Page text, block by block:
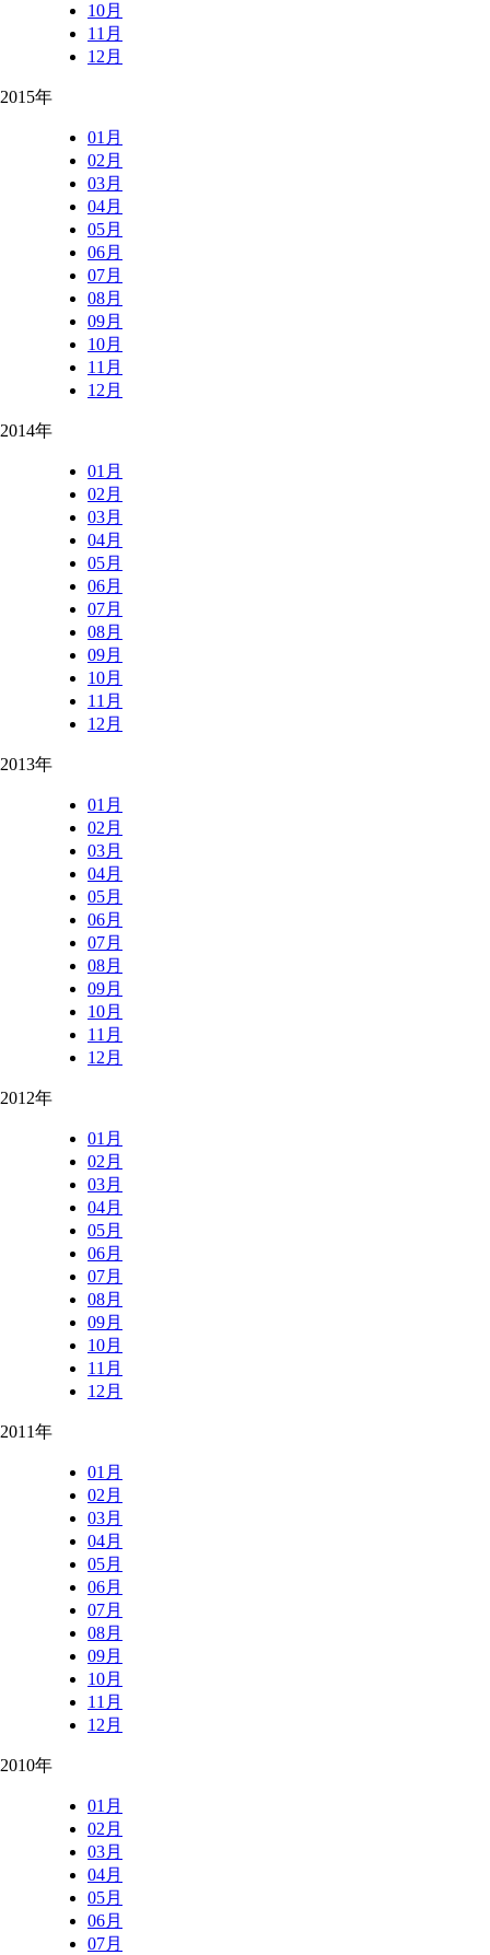
10月
11月
12月
2015年
01月
02月
03月
04月
05月
06月
07月
08月
09月
10月
11月
12月
2014年
01月
02月
03月
04月
05月
06月
07月
08月
09月
10月
11月
12月
2013年
01月
02月
03月
04月
05月
06月
07月
08月
09月
10月
11月
12月
2012年
01月
02月
03月
04月
05月
06月
07月
08月
09月
10月
11月
12月
2011年
01月
02月
03月
04月
05月
06月
07月
08月
09月
10月
11月
12月
2010年
01月
02月
03月
04月
05月
06月
07月